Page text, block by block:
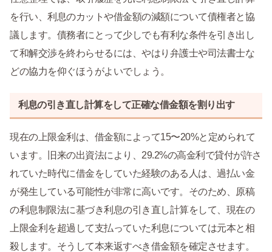
を行い、利息のカットや借金額の減額について債権者と協
議します。債務者にとって少しでも有利な条件を引き出し
て和解交渉を終わらせるには、やはり弁護士や司法書士な
どの協力を仰ぐほうがよいでしょう。
利息の引き直し計算をして正確な借金額を割り出す
現在の上限金利は、借金額によって15〜20%と定められて
います。旧来の出資法により、29.2%の高金利で貸付が許さ
れていた時代に借金をしていた経験のある人は、過払い金
が発生している可能性が非常に高いです。そのため、原稿
の利息制限法に基づき利息の引き直し計算をして、現在の
上限金利を超過して支払っていた利息については元本と相
殺します。そうして本来返すべき借金額を確定させます。